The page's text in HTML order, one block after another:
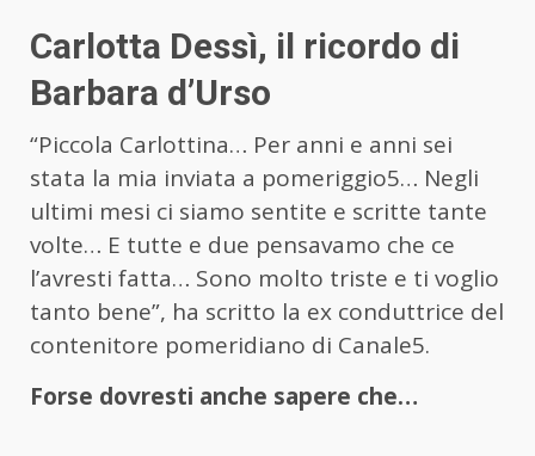
Carlotta Dessì, il ricordo di
Barbara d’Urso
“Piccola Carlottina… Per anni e anni sei
stata la mia inviata a pomeriggio5… Negli
ultimi mesi ci siamo sentite e scritte tante
volte… E tutte e due pensavamo che ce
l’avresti fatta… Sono molto triste e ti voglio
tanto bene”, ha scritto la ex conduttrice del
contenitore pomeridiano di Canale5.
Forse dovresti anche sapere che…